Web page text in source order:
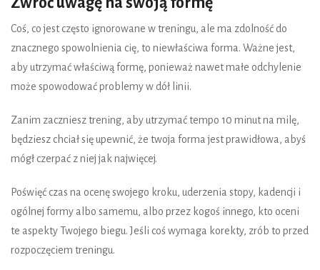
Coś, co jest często ignorowane w treningu, ale ma zdolność do
znacznego spowolnienia cię, to niewłaściwa forma. Ważne jest,
aby utrzymać właściwą formę, ponieważ nawet małe odchylenie
może spowodować problemy w dół linii.
Zanim zaczniesz trening, aby utrzymać tempo 10 minut na milę,
będziesz chciał się upewnić, że twoja forma jest prawidłowa, abyś
mógł czerpać z niej jak najwięcej.
Poświęć czas na ocenę swojego kroku, uderzenia stopy, kadencji i
ogólnej formy albo samemu, albo przez kogoś innego, kto oceni
te aspekty Twojego biegu. Jeśli coś wymaga korekty, zrób to przed
rozpoczęciem treningu.